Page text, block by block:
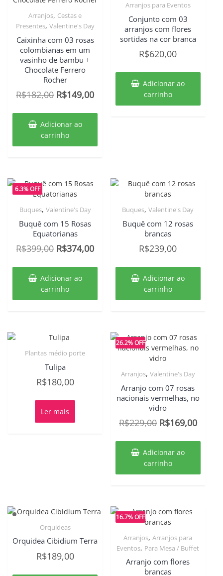
Arranjos, Cestas e
Presentes, Valentine's Day
Caixinha com 03 rosas
colombianas em um
vasinho de bambu +
Chocolate Ferrero
Rocher
R$182,00 O
original
era:
R$182,00.
R$149,00O
preço
R$149,00.
Adicionar ao
carrinho
Arranjos para Eventos
Conjunto com 03
arranjos com flores
sortidas na cor branca
R$620,00
Adicionar ao
carrinho
6.3% OFF
Buques, Valentine's Day
Buquê com 15 Rosas
Equatorianas
R$399,00 O
original
era:
R$399,00.
R$374,00O
R$374,00.
Adicionar ao
carrinho
Buques,Valentine's Day
Buquê com 12 rosas
brancas
R$239,00
Adicionar ao
carrinho
Plantas médio porte
Tulipa
R$180,00
Ler mais
26.2% OFF
Arranjos, Valentine's Day
Arranjo com 07 rosas
nacionais vermelhas, no
vidro
R$229,00 O
original
era:
R$229,00.
R$169,00O
Adicionar ao
carrinho
Orquideas
Orquidea Cibidium Terra
R$189,00
16.7% OFF
Arranjos,Arranjos para
Eventos, Para Mesa / Buffet
Arranjo com flores
brancas